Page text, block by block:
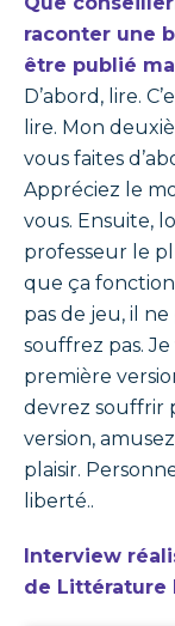
raconter une
être publié
D’abord, lire.
lire. Mon
vous faites
Appréciez le
vous. Ensuite,
professeur le
que ça
pas de jeu, il
souffrez pas.
première
devrez souffrir
version,
plaisir.
liberté..
Interview
de Littérature